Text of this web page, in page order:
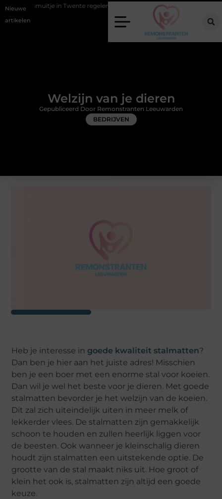
Nieuwe
artikelen
in Twente regelen Wat zero-click search betekent voor de
Welzijn van je dieren
BEDRIJVEN
Gepubliceerd Door Remonstranten Leeuwarden
Heb je interesse in goede kwaliteit stalmatten?
Dan ben je hier aan het juiste adres! Misschien
ben je een boer met een enorme stal voor koeien.
Dan wil je wel het beste voor je dieren. Met goede
stalmatten bevorder je het welzijn van de koeien.
Dit zal zich uiteindelijk uiten in meer melk of
lekkerder vlees. De stalmatten zijn gemakkelijk
schoon te houden en zullen heerlijk liggen voor
de beesten. Ook wanneer je kleinschalig dieren
houdt zijn stalmatten een uitstekende optie. De
grootte van de stal maakt niks uit. Hoe groot of
klein het ook is, stalmatten zijn altijd een goede
keuze.